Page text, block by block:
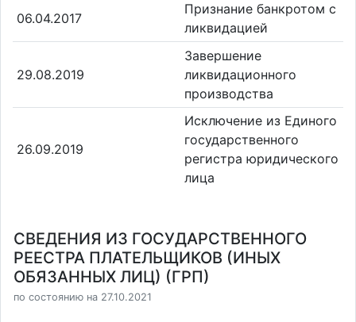
06.04.2017
Признание банкротом с
ликвидацией
29.08.2019
Завершение
ликвидационного
производства
26.09.2019
Исключение из Единого
государственного
регистра юридического
лица
СВЕДЕНИЯ ИЗ ГОСУДАРСТВЕННОГО
РЕЕСТРА ПЛАТЕЛЬЩИКОВ (ИНЫХ
ОБЯЗАННЫХ ЛИЦ) (ГРП)
по состоянию на 27.10.2021